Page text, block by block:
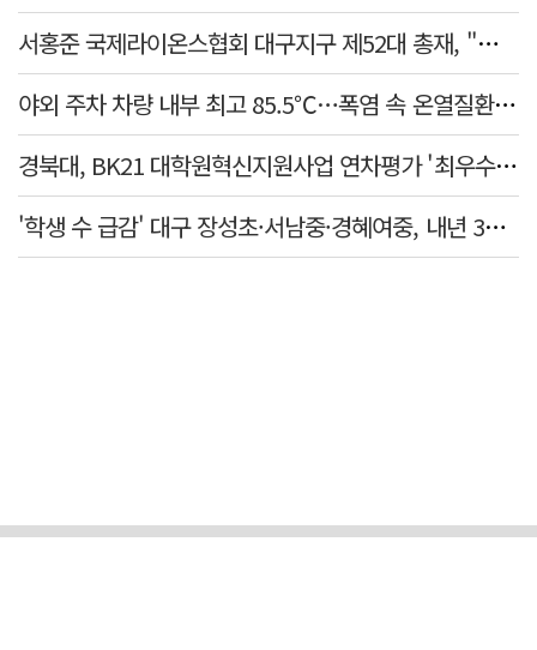
서홍준 국제라이온스협회 대구지구 제52대 총재, "지역사회 모두가 웃는 날까지 봉사"
야외 주차 차량 내부 최고 85.5℃…폭염 속 온열질환·차량 방치사고 주의보
경북대, BK21 대학원혁신지원사업 연차평가 '최우수'… 6년 연속 사업비 증액
'학생 수 급감' 대구 장성초·서남중·경혜여중, 내년 3월 인근 학교와 통합